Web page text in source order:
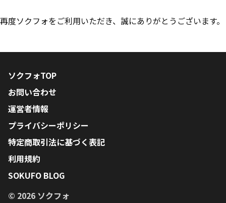
再度ソクフォをご利用いただき、誠にありがとうございます。
ソクフォTOP
お問い合わせ
運営者情報
プライバシーポリシー
特定商取引法に基づく表記
利用規約
SOKUFO BLOG
© 2026 ソクフォ